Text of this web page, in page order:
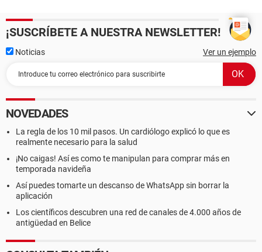
¡SUSCRÍBETE A NUESTRA NEWSLETTER!
Noticias Ver un ejemplo
NOVEDADES
La regla de los 10 mil pasos. Un cardiólogo explicó lo que es
realmente necesario para la salud
¡No caigas! Así es como te manipulan para comprar más en
temporada navideña
Así puedes tomarte un descanso de WhatsApp sin borrar la
aplicación
Los científicos descubren una red de canales de 4.000 años de
antigüedad en Belice